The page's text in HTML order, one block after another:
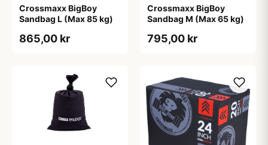
Crossmaxx BigBoy
Sandbag L (Max 85 kg)
865,00 kr
Crossmaxx BigBoy
Sandbag M (Max 65 kg)
795,00 kr